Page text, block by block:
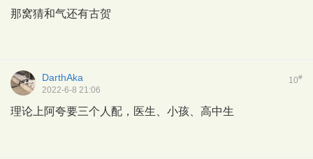
那窝猜和气还有古贺
10#
DarthAka
2022-6-8 21:06
理论上阿夸要三个人配，医生、小孩、高中生